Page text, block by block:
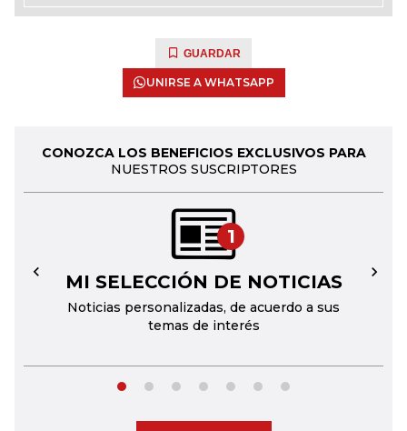
GUARDAR
UNIRSE A WHATSAPP
CONOZCA LOS BENEFICIOS EXCLUSIVOS PARA
NUESTROS SUSCRIPTORES
1
MI SELECCIÓN DE NOTICIAS
Noticias personalizadas, de acuerdo a sus
temas de interés
← →